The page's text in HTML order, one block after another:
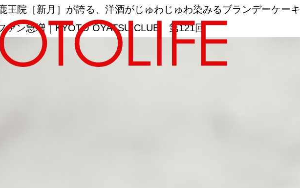
王院［新月］が誇る、洋酒がじゅわじゅわ染みるブランデーケーキ
ァン急増｜KYOTO OYATSU CLUB 第121回